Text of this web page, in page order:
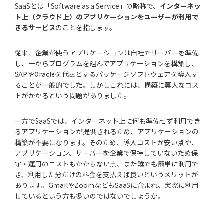
SaaSとは「Software as a Service」の略称で、 インターネッ
ト上（クラウド上）のアプリケーションをユーザーが利用で
きるサービスのことを指します。
従来、企業が使うアプリケーションは自社でサーバーを準備
し、一からプログラムを組んでアプリケーションを構築し、
SAPやOracleを代表とするパッケージソフトウェアを導入す
ることが一般的でした。しかしこれには、構築に莫大なコス
トがかかるという問題がありました。
一方でSaaSでは、インターネット上に何も準備せず利用でき
るアプリケーションが提供されるため、アプリケーションの
構築が不要になります。そのため、導入コストが安い点や、
アプリケーション、サーバーを企業で保持していないため保
守・運用のコストもかからない点、また誰でも簡単に利用で
き、利用した分だけの料金を支払えば良いというメリットが
あります。GmailやZoomなどもSaaSに含まれ、実際に利用
しているという方も多いのではないでしょうか。